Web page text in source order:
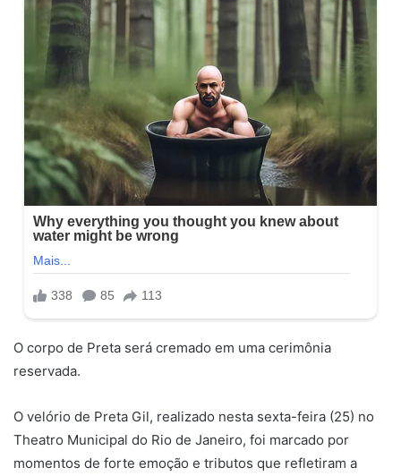
O corpo de Preta será cremado em uma cerimônia
reservada.
O velório de Preta Gil, realizado nesta sexta-feira (25) no
Theatro Municipal do Rio de Janeiro, foi marcado por
momentos de forte emoção e tributos que refletiram a